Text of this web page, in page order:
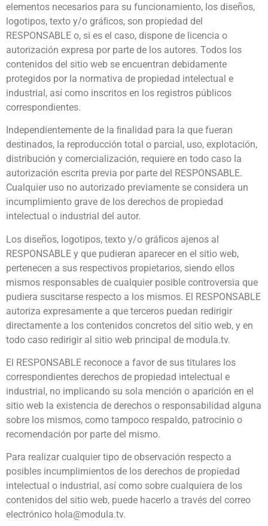
elementos necesarios para su funcionamiento, los diseños,
logotipos, texto y/o gráﬁcos, son propiedad del
RESPONSABLE o, si es el caso, dispone de licencia o
autorización expresa por parte de los autores. Todos los
contenidos del sitio web se encuentran debidamente
protegidos por la normativa de propiedad intelectual e
industrial, así como inscritos en los registros públicos
correspondientes.
Independientemente de la ﬁnalidad para la que fueran
destinados, la reproducción total o parcial, uso, explotación,
distribución y comercialización, requiere en todo caso la
autorización escrita previa por parte del RESPONSABLE.
Cualquier uso no autorizado previamente se considera un
incumplimiento grave de los derechos de propiedad
intelectual o industrial del autor.
Los diseños, logotipos, texto y/o gráﬁcos ajenos al
RESPONSABLE y que pudieran aparecer en el sitio web,
pertenecen a sus respectivos propietarios, siendo ellos
mismos responsables de cualquier posible controversia que
pudiera suscitarse respecto a los mismos. El RESPONSABLE
autoriza expresamente a que terceros puedan redirigir
directamente a los contenidos concretos del sitio web, y en
todo caso redirigir al sitio web principal de modula.tv.
El RESPONSABLE reconoce a favor de sus titulares los
correspondientes derechos de propiedad intelectual e
industrial, no implicando su sola mención o aparición en el
sitio web la existencia de derechos o responsabilidad alguna
sobre los mismos, como tampoco respaldo, patrocinio o
recomendación por parte del mismo.
Para realizar cualquier tipo de observación respecto a
posibles incumplimientos de los derechos de propiedad
intelectual o industrial, así como sobre cualquiera de los
contenidos del sitio web, puede hacerlo a través del correo
electrónico hola@modula.tv.